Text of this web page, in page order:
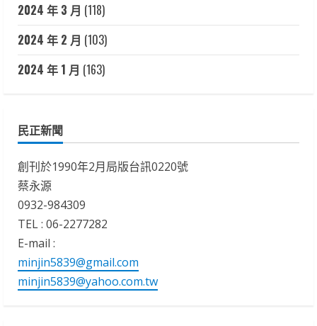
2024 年 3 月 (118)
2024 年 2 月 (103)
2024 年 1 月 (163)
民正新聞
創刊於1990年2月局版台訊0220號
蔡永源
0932-984309
TEL : 06-2277282
E-mail :
minjin5839@gmail.com
minjin5839@yahoo.com.tw